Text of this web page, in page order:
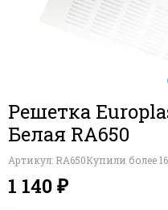
Декоративные решетки
Решетка
Белая RA650
Артикул: RA650Купили более
1 140 ₽